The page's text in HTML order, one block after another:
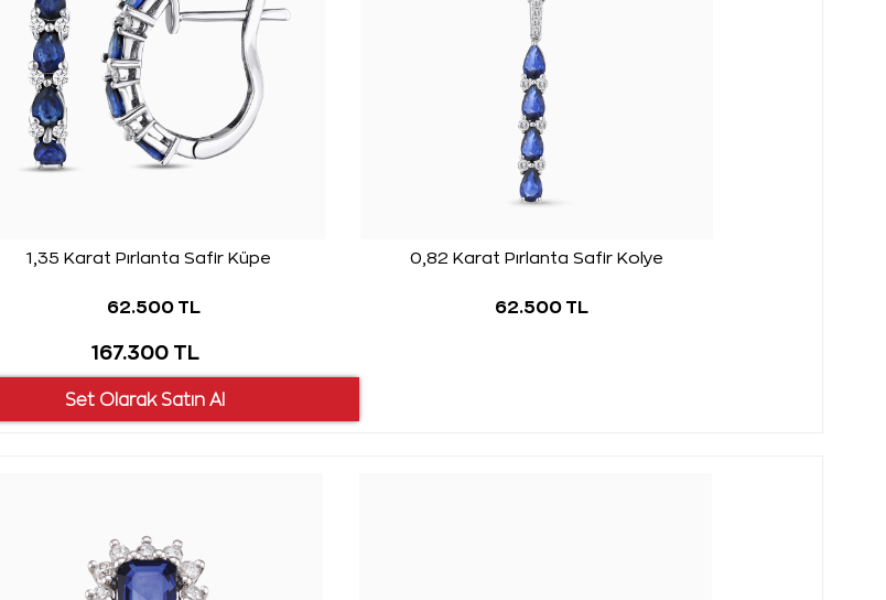
1,35 Karat Pırlanta Safir Küpe
62.500 TL
0,82 Karat Pırlanta Safir Kolye
62.500 TL
167.300 TL